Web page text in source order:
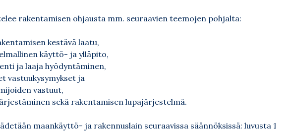
rakentamisen ohjausta mm. seuraavien teemojen pohjalta:
kestävä laatu,
käyttö- ja ylläpito,
ja laaja hyödyntäminen,
vastuukysymykset ja
vastuut,
sekä rakentamisen lupajärjestelmä.
maankäyttö- ja rakennuslain seuraavissa säännöksissä: luvusta 1